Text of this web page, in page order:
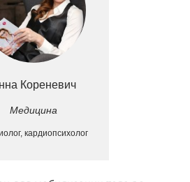
Кореневич
Медицина
кардиопсихолог